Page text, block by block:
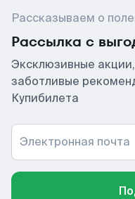
Рассказываем о
Рассылка с
Эксклюзивные
заботливые
Купибилета
Электронная почта